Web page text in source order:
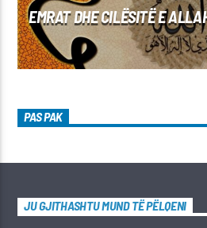
EMRAT DHE CILËSITË E
PAS PAK
JU GJITHASHTU MUND TË PËLQENI